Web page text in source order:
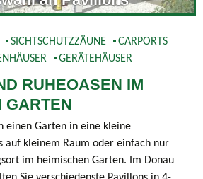
SICHTSCHUTZZÄUNE
CARPORTS
GERÄTEHÄUSER
RUHEOASEN IM
GARTEN
einen Garten in eine kleine
auf kleinem Raum oder einfach nur
im heimischen Garten. Im Donau